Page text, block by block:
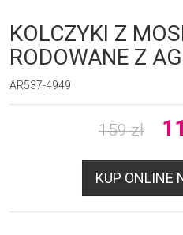
KOLCZYKI Z
RODOWANE Z
AR537-4949
159 zł
KUP ONLINE